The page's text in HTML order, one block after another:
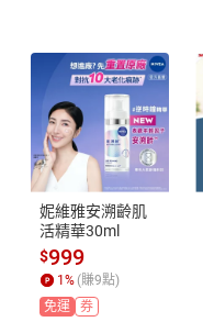
妮維雅安溯齡肌
活精華30ml
$999
1 % (賺9點)
免運
券